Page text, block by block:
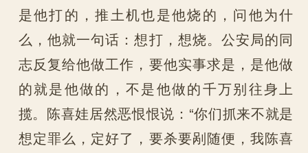
是他打的，推土机也是他烧的，问他为什
么，他就一句话：想打，想烧。公安局的同
志反复给他做工作，要他实事求是，是他做
的就是他做的，不是他做的千万别往身上
揽。陈喜娃居然恶恨恨说：“你们抓来不就是
想定罪么，定好了，要杀要剐随便，我陈喜